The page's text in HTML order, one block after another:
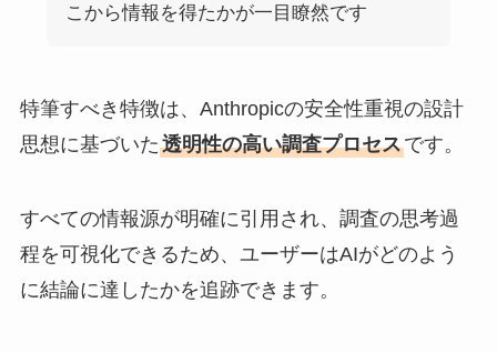
こから情報を得たかが一目瞭然です
特筆すべき特徴は、Anthropicの安全性重視の設計
思想に基づいた透明性の高い調査プロセスです。
すべての情報源が明確に引用され、調査の思考過
程を可視化できるため、ユーザーはAIがどのよう
に結論に達したかを追跡できます。